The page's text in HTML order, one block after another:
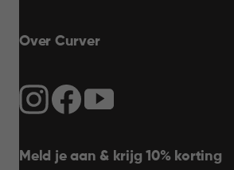
Over Curver
Meld je aan & krijg 10% korting